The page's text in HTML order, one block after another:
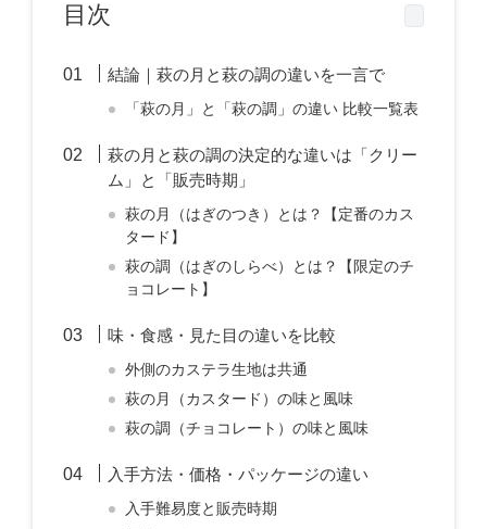
目次
結論｜萩の月と萩の調の違いを一言で
「萩の月」と「萩の調」の違い 比較一覧表
萩の月と萩の調の決定的な違いは「クリー
ム」と「販売時期」
萩の月（はぎのつき）とは？【定番のカス
タード】
萩の調（はぎのしらべ）とは？【限定のチ
ョコレート】
味・食感・見た目の違いを比較
外側のカステラ生地は共通
萩の月（カスタード）の味と風味
萩の調（チョコレート）の味と風味
入手方法・価格・パッケージの違い
入手難易度と販売時期